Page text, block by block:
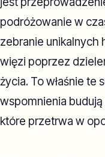
podróżowanie w
zebranie unikalnych
więzi poprzez
życia. To właśnie te
wspomnienia
które przetrwa w